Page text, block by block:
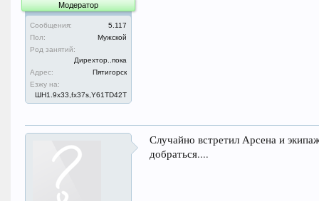
Модератор
Сообщения:
5.117
Пол:
Мужской
Род занятий:
Дирехтор..пока
Адрес:
Пятигорск
Езжу на:
ШН1.9x33,fx37s,Y61TD42T
Случайно встретил Арсена и
добраться....